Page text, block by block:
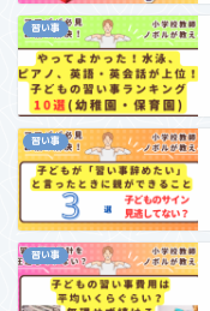
習い事
習い事
習い事